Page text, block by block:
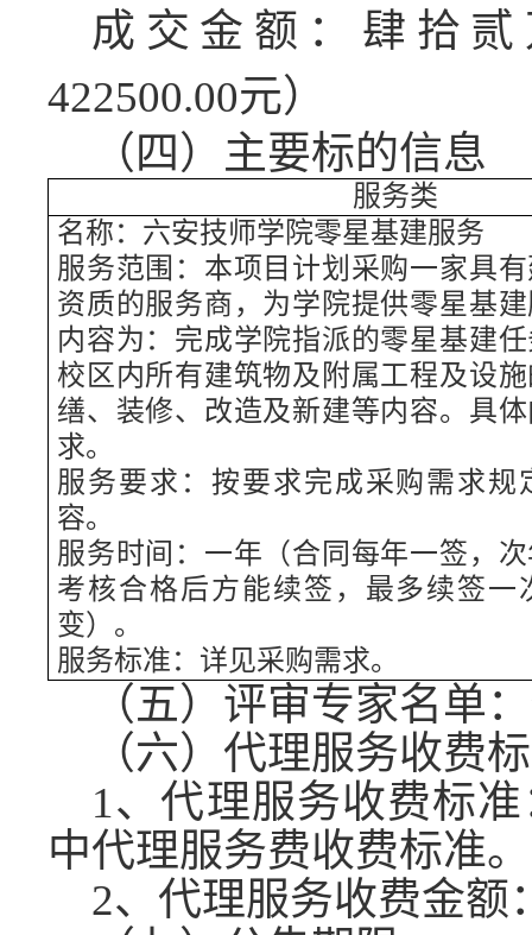
成交金额：肆拾
422500.00元）
（ 四） 主要标的信息
服务类
名称：六安技师学院零星基建服务
服务范围：本项目计划采购一家具
资质的服务商，为学院提供零星基
内容为：完成学院指派的零星基建
校区内所有建筑物及附属工程及设
缮、装修、改造及新建等内容。具
求。
服务要求：按要求完成采购需求规
容。
服务时间：一年（合同每年一签，
考核合格后方能续签，最多续签一
变）。
服务标准：详见采购需求。
（五） 评审专家名单：
（六） 代理服务收费
1、代理服务收费标
中代理服务费收费标准。
2、代理服务收费金额